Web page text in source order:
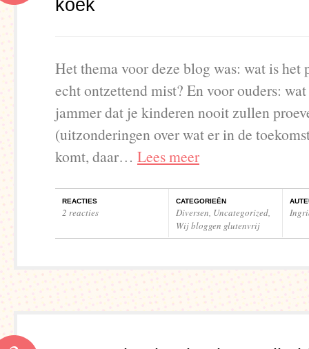
koek
Het thema voor deze blog was: wat is het
echt ontzettend mist? En voor ouders:
jammer dat je kinderen nooit zullen
(uitzonderingen over wat er in de
komt, daar… Lees meer
REACTIES
2 reacties
CATEGORIEËN
Diversen, Uncategorized,
Wij bloggen glutenvrij